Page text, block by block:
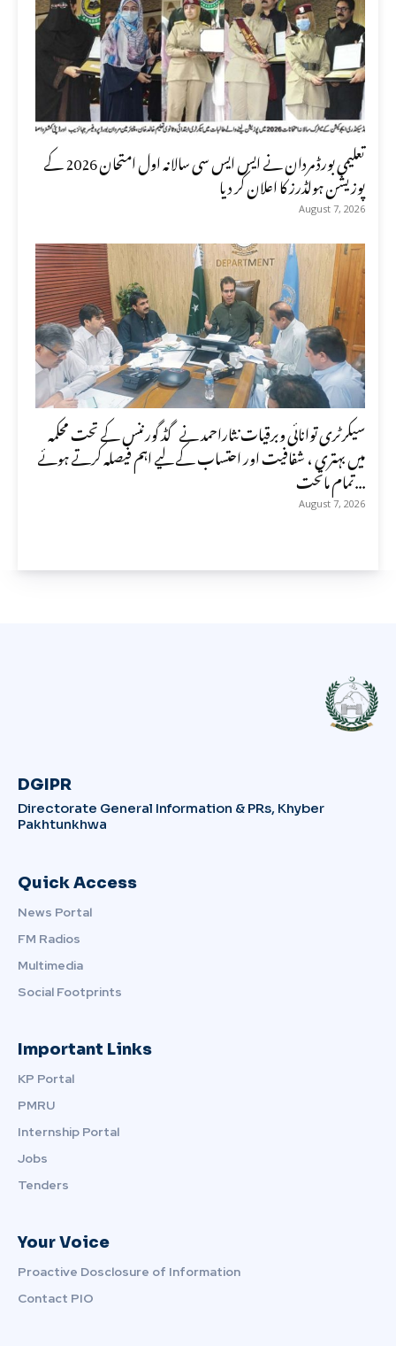
تعلیمی بورڈ مردان نے ایس ایس سی سالانہ اول امتحان 2026 کے
پوزیشن ہولڈرز کا اعلان کر دیا
August 7, 2026
سیکرٹری توانائی وبرقیات نثاراحمد نے گڈ گورننس کے تحت محکمہ
میں بہتری ، شفافیت اور احتساب کے لیے اہم فیصلہ کرتے ہوئے
تمام ماتحت...
August 7, 2026
DGIPR
Directorate General Information & PRs, Khyber
Pakhtunkhwa
Quick Access
News Portal
FM Radios
Multimedia
Social Footprints
Important Links
KP Portal
PMRU
Internship Portal
Jobs
Tenders
Your Voice
Proactive Dosclosure of Information
Contact PIO